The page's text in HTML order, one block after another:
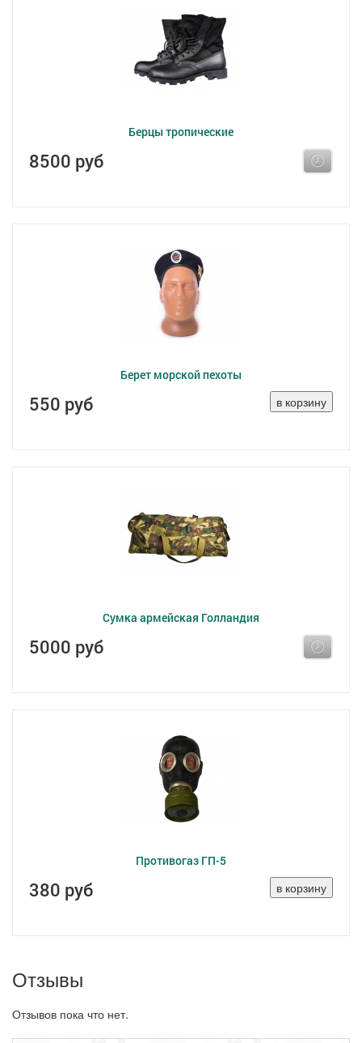
Берцы тропические
8500 руб
Берет морской пехоты
550 руб
Сумка армейская Голландия
5000 руб
Противогаз ГП-5
380 руб
Отзывы
Отзывов пока что нет.